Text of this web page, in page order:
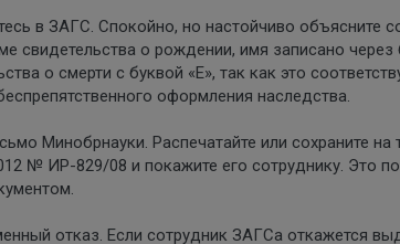
в ЗАГС. Спокойно, но настойчиво объясните
свидетельства о рождении, имя записано через
о смерти с буквой «Е», так как это
оформления наследства.
Минобрнауки. Распечатайте или сохраните
№ ИР-829/08 и покажите его сотруднику. Это
отказ. Если сотрудник ЗАГСа откажется